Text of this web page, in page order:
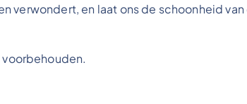
verwondert, en laat ons de schoonheid